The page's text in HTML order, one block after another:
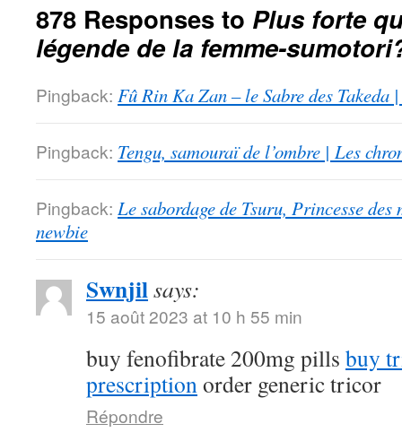
878 Responses to Plus forte
légende de la femme-
Pingback: Fû Rin Ka Zan – le Sabre des Takeda
Pingback: Tengu, samouraï de l’ombre | Les
Pingback: Le sabordage de Tsuru, Princesse
newbie
Swnjilsays:
15 août 2023 at 10 h 55 min
buy fenofibrate 200mg pills buy
prescriptionorder generic tricor
Répondre